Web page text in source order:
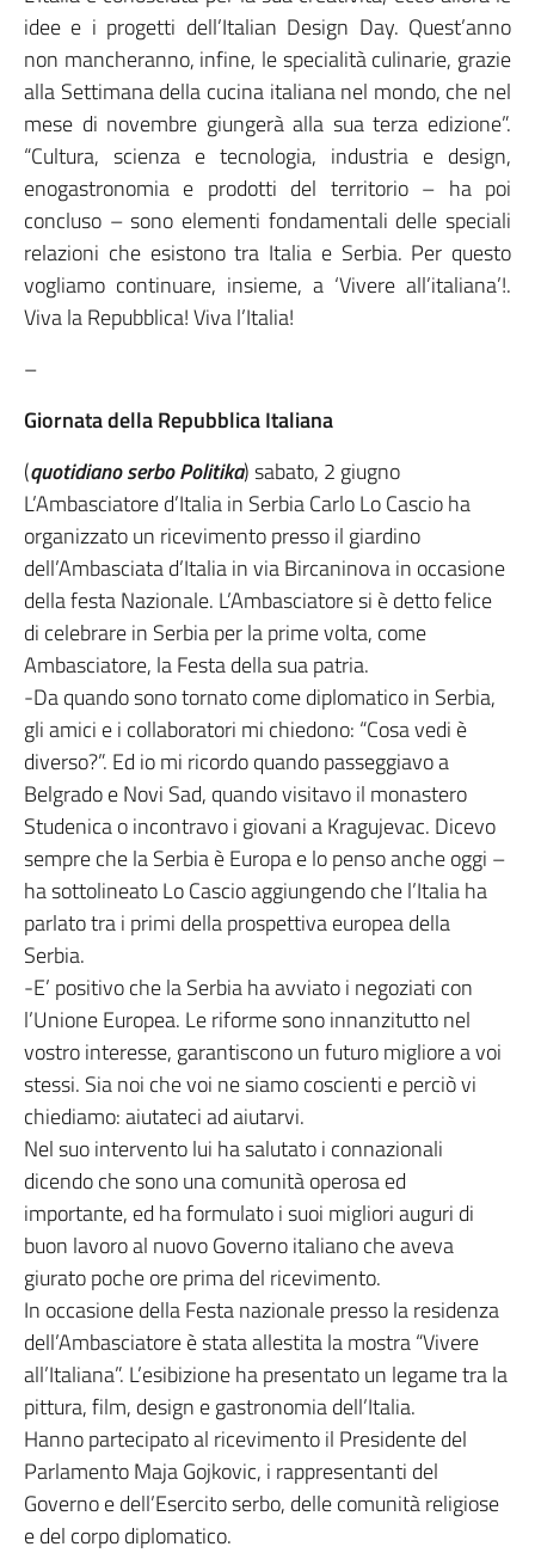
idee e i progetti dell’Italian Design Day. Quest’anno
non mancheranno, infine, le specialità culinarie, grazie
alla Settimana della cucina italiana nel mondo, che nel
mese di novembre giungerà alla sua terza edizione”.
“Cultura, scienza e tecnologia, industria e design,
enogastronomia e prodotti del territorio – ha poi
concluso – sono elementi fondamentali delle speciali
relazioni che esistono tra Italia e Serbia. Per questo
vogliamo continuare, insieme, a ‘Vivere all’italiana’!.
Viva la Repubblica! Viva l’Italia!
–
Giornata della Repubblica Italiana
(quotidiano serbo Politika) sabato, 2 giugno
L’Ambasciatore d’Italia in Serbia Carlo Lo Cascio ha
organizzato un ricevimento presso il giardino
dell’Ambasciata d’Italia in via Bircaninova in occasione
della festa Nazionale. L’Ambasciatore si è detto felice
di celebrare in Serbia per la prime volta, come
Ambasciatore, la Festa della sua patria.
-Da quando sono tornato come diplomatico in Serbia,
gli amici e i collaboratori mi chiedono: “Cosa vedi è
diverso?”. Ed io mi ricordo quando passeggiavo a
Belgrado e Novi Sad, quando visitavo il monastero
Studenica o incontravo i giovani a Kragujevac. Dicevo
sempre che la Serbia è Europa e lo penso anche oggi –
ha sottolineato Lo Cascio aggiungendo che l’Italia ha
parlato tra i primi della prospettiva europea della
Serbia.
-E’ positivo che la Serbia ha avviato i negoziati con
l’Unione Europea. Le riforme sono innanzitutto nel
vostro interesse, garantiscono un futuro migliore a voi
stessi. Sia noi che voi ne siamo coscienti e perciò vi
chiediamo: aiutateci ad aiutarvi.
Nel suo intervento lui ha salutato i connazionali
dicendo che sono una comunità operosa ed
importante, ed ha formulato i suoi migliori auguri di
buon lavoro al nuovo Governo italiano che aveva
giurato poche ore prima del ricevimento.
In occasione della Festa nazionale presso la residenza
dell’Ambasciatore è stata allestita la mostra “Vivere
all’Italiana”. L’esibizione ha presentato un legame tra la
pittura, film, design e gastronomia dell’Italia.
Hanno partecipato al ricevimento il Presidente del
Parlamento Maja Gojkovic, i rappresentanti del
Governo e dell’Esercito serbo, delle comunità religiose
e del corpo diplomatico.